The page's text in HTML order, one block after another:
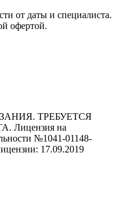
от даты и специалиста.
офертой.
ТРЕБУЕТСЯ
на
№1041-01148-
17.09.2019